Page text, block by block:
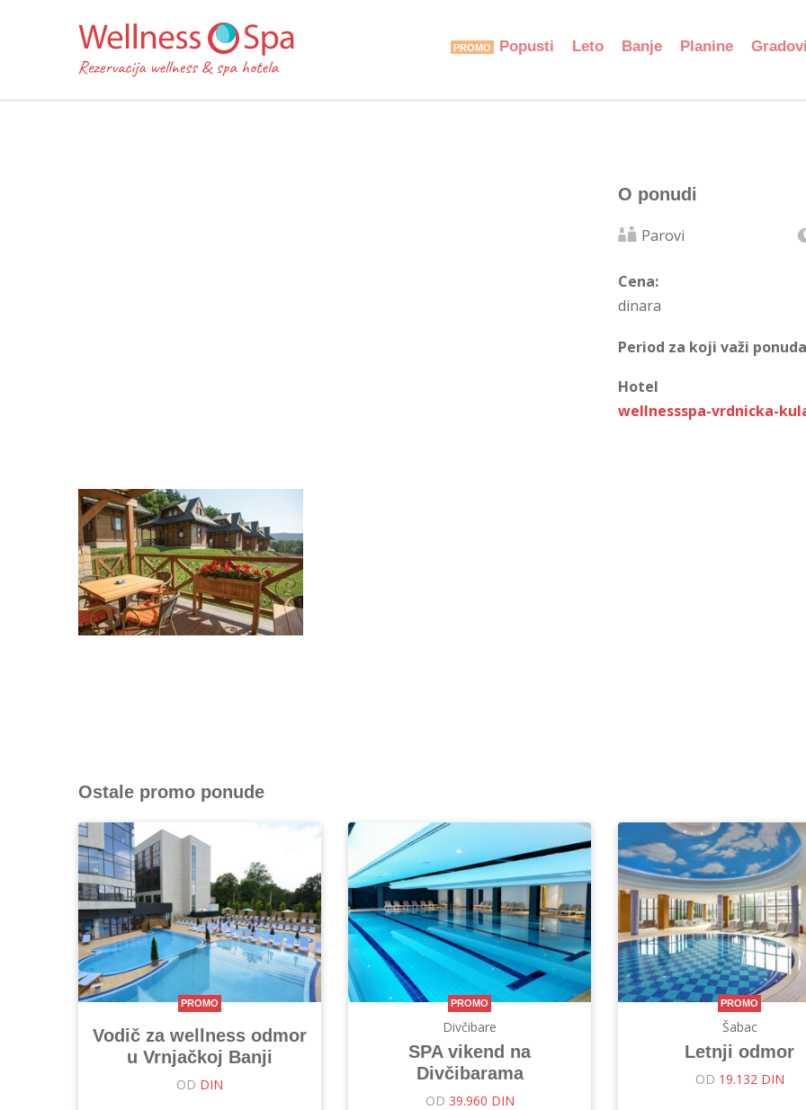
Popusti Leto Banje Planine Gradovi
O ponudi
Parovi
Cena:
dinara
Period za koji važi
Hotel
wellnessspa-vrdnicka-
Ostale promo ponude
PROMO
Vodič za wellness odmor
u Vrnjačkoj Banji
OD DIN
PROMO
Divčibare
SPA vikend na
Divčibarama
OD 39.960 DIN
PROMO
Šabac
Letnji odmor
OD 19.132 DIN